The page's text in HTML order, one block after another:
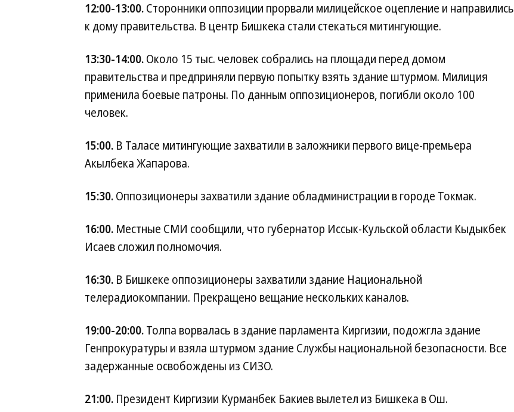
12:00-13:00.Сторонники оппозиции прорвали милицейское оцепление и направились
к дому правительства. В центр Бишкека стали стекаться митингующие.
13:30-14:00.Около 15 тыс. человек собрались на площади перед домом
правительства и предприняли первую попытку взять здание штурмом. Милиция
применила боевые патроны. По данным оппозиционеров, погибли около 100
человек.
15:00. В Таласе митингующие захватили в заложники первого вице-премьера
Акылбека Жапарова.
15:30.Оппозиционеры захватили здание обладминистрации в городе Токмак.
16:00. Местные СМИ сообщили, что губернатор Иссык-Кульской области Кыдыкбек
Исаев сложил полномочия.
16:30. В Бишкеке оппозиционеры захватили здание Национальной
телерадиокомпании. Прекращено вещание нескольких каналов.
19:00-20:00.Толпа ворвалась в здание парламента Киргизии, подожгла здание
Генпрокуратуры и взяла штурмом здание Службы национальной безопасности. Все
задержанные освобождены из СИЗО.
21:00. Президент Киргизии Курманбек Бакиев вылетел из Бишкека в Ош.